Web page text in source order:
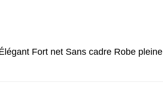
Fort net Sans cadre Robe pleine